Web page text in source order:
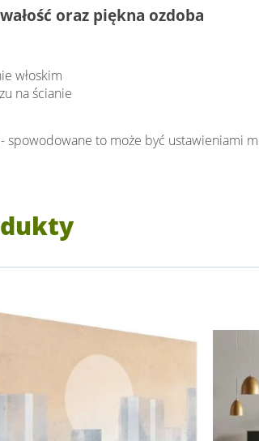
oraz piękna ozdoba
włoskim
na ścianie
spowodowane to może być ustawieniami